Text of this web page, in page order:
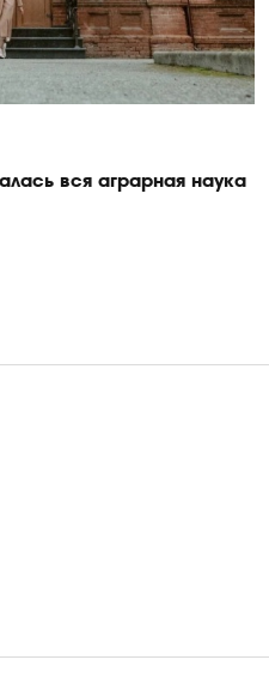
вся аграрная наука